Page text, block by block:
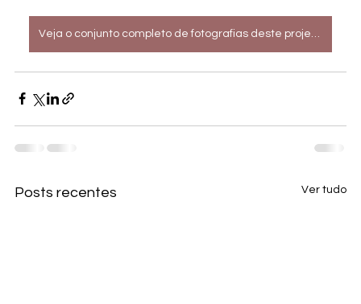
Posts recentes Ver tudo